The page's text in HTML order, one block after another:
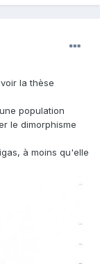
la thèse
population
le dimorphisme
à moins qu'elle